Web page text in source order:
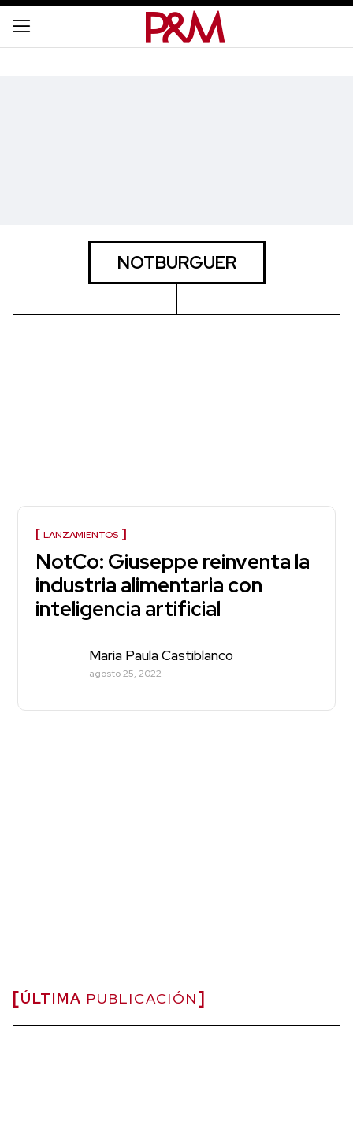
NOTBURGUER
LANZAMIENTOS
NotCo: Giuseppe reinventa la
industria alimentaria con
inteligencia artificial
María Paula Castiblanco
agosto 25, 2022
ÚLTIMA PUBLICACIÓN